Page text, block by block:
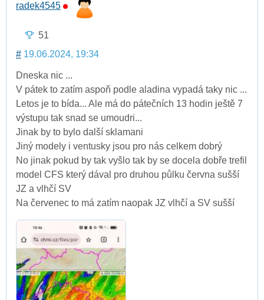
radek4545
51
# 19.06.2024, 19:34
Dneska nic ...
V pátek to zatím aspoň podle aladina vypadá taky nic ...
Letos je to bída... Ale má do pátečních 13 hodin ještě 7
výstupu tak snad se umoudri...
Jinak by to bylo další sklamani
Jiný modely i ventusky jsou pro nás celkem dobrý
No jinak pokud by tak vyšlo tak by se docela dobře trefil
model CFS který dával pro druhou půlku června sušší
JZ a vlhčí SV
Na červenec to má zatím naopak JZ vlhčí a SV sušší